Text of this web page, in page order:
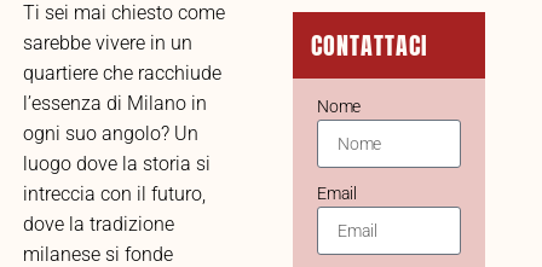
Ti sei mai chiesto come
sarebbe vivere in un
quartiere che racchiude
l’essenza di Milano in
ogni suo angolo? Un
luogo dove la storia si
intreccia con il futuro,
dove la tradizione
milanese si fonde
CONTATTACI
Nome
Email